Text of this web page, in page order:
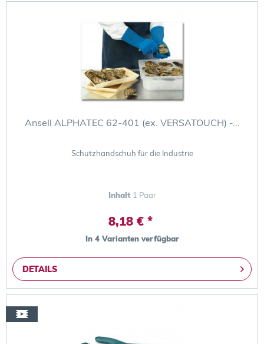
Ansell ALPHATEC 62-401 (ex. VERSATOUCH) -...
Schutzhandschuh für die Industrie
Inhalt 1 Paar
8,18 € *
In 4 Varianten verfügbar
DETAILS